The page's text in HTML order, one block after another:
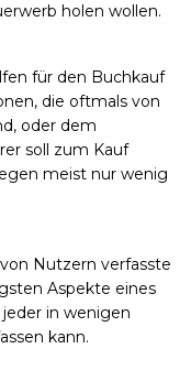
holen wollen.
für den Buchkauf
die oftmals von
oder dem
soll zum Kauf
meist nur wenig
Nutzern verfasste
Aspekte eines
in wenigen
kann.